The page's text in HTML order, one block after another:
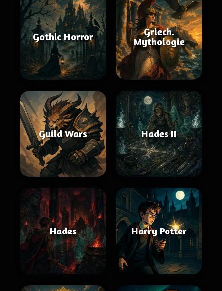
Gothic Horror
Griech.
Mythologie
Guild Wars Hades II
Hades Harry Potter